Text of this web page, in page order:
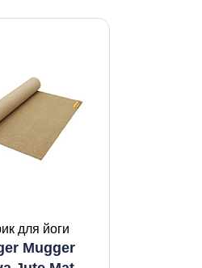
для йоги
Mugger